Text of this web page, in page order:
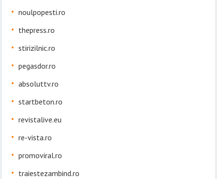
noulpopesti.ro
thepress.ro
stirizilnic.ro
pegasdor.ro
absoluttv.ro
startbeton.ro
revistalive.eu
re-vista.ro
promoviral.ro
traiestezambind.ro